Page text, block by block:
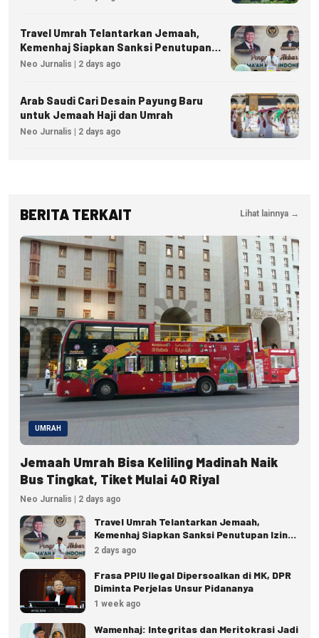
Travel Umrah Telantarkan Jemaah,
Kemenhaj Siapkan Sanksi Penutupan
Izin hingga Pidana
Neo Jurnalis | 2 days ago
Arab Saudi Cari Desain Payung Baru
untuk Jemaah Haji dan Umrah
Neo Jurnalis | 2 days ago
BERITA TERKAIT Lihat lainnya →
UMRAH
Jemaah Umrah Bisa Keliling Madinah Naik
Bus Tingkat, Tiket Mulai 40 Riyal
Neo Jurnalis | 2 days ago
Travel Umrah Telantarkan Jemaah,
Kemenhaj Siapkan Sanksi Penutupan Izin
hingga Pidana
2 days ago
Frasa PPIU Ilegal Dipersoalkan di MK, DPR
Diminta Perjelas Unsur Pidananya
1 week ago
Wamenhaj: Integritas dan Meritokrasi Jadi